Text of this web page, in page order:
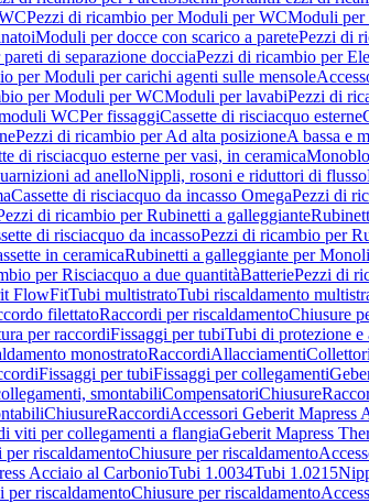
Pezzi di ricambio per Moduli per WCModuli per
Moduli per docce con scarico a paretePezzi di
di separazione docciaPezzi di ricambio per
per Moduli per carichi agenti sulle mensole
per Moduli per WCModuli per lavabiPezzi di
WCPer fissaggiCassette di risciacquo esterne
Pezzi di ricambio per Ad alta posizioneA bassa e
di risciacquo esterne per vasi, in ceramica
ad anelloNippli, rosoni e riduttori di flusso
Cassette di risciacquo da incasso OmegaPezzi di
di ricambio per Rubinetti a galleggiante
di risciacquo da incassoPezzi di ricambio per
in ceramicaRubinetti a galleggiante per
per Risciacquo a due quantitàBatteriePezzi di
FlowFitTubi multistratoTubi riscaldamento
filettatoRaccordi per riscaldamentoChiusure
per raccordiFissaggi per tubiTubi di protezione e
monostratoRaccordiAllacciamenti
Fissaggi per tubiFissaggi per collegamenti
smontabiliCompensatoriChiusure
ChiusureRaccordiAccessori Geberit Mapress
viti per collegamenti a flangiaGeberit Mapress
per riscaldamentoChiusure per riscaldamento
Acciaio al CarbonioTubi 1.0034Tubi 1.0215
per riscaldamentoChiusure per riscaldamento